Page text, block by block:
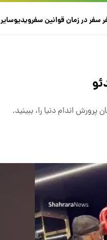
سفر در زمانقوانین سفرویدیوسایر
اندام دنیا را، ببینید.